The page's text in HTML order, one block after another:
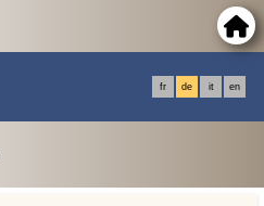
fr de it en